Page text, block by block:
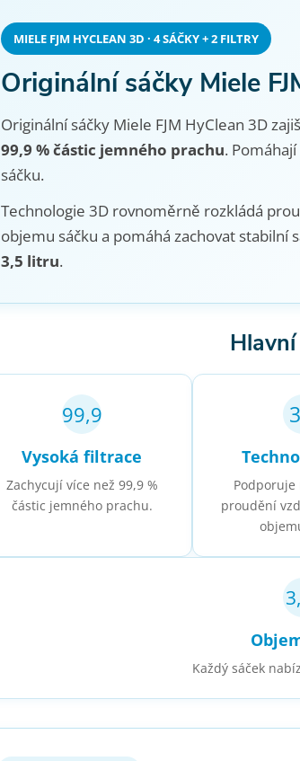
MIELE FJM HYCLEAN 3D · 4 SÁČKY + 2 FILTRY
Originální sáčky Miele
Originální sáčky Miele FJM HyClean 3D
99,9 % částic jemného prachu.
sáčku.
Technologie 3D rovnoměrně rozkládá
objemu sáčku a pomáhá zachovat stabilní
3,5 litru.
99,9
Vysoká filtrace
Zachycují více než 99,9 %
částic jemného prachu.
proudění
Každý sáček